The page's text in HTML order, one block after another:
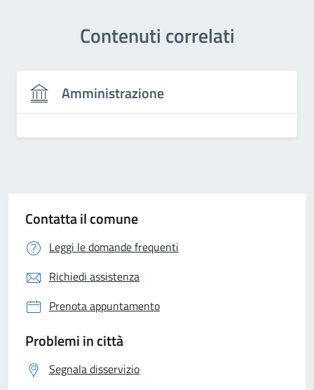
Contenuti correlati
Amministrazione
Contatta il comune
Leggi le domande frequenti
Richiedi assistenza
Prenota appuntamento
Problemi in città
Segnala disservizio